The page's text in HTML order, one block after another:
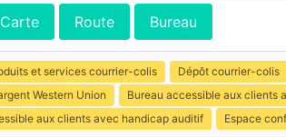
Route Bureau
et services courrier-colis Dépôt courrier-colis
Western Union
Bureau accessible aux clients
aux clients avec handicap auditif
Espace